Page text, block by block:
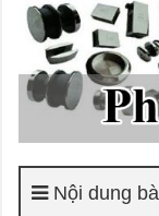
Nội dung